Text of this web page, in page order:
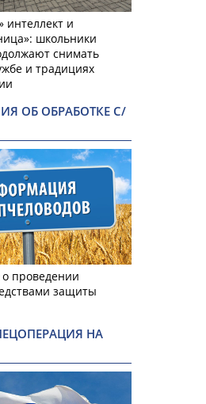
интеллект и
школьники
снимать
и традициях
ОБ ОБРАБОТКЕ С/
проведении
защиты
НА